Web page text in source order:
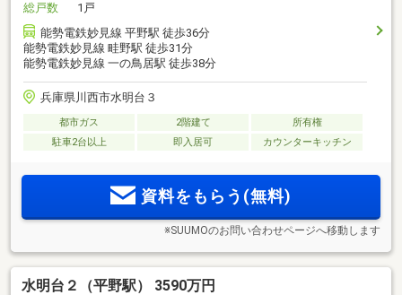
総戸数
1戸
能勢電鉄妙見線 平野駅 徒歩36分
能勢電鉄妙見線 畦野駅 徒歩31分
能勢電鉄妙見線 一の鳥居駅 徒歩38分
兵庫県川西市水明台３
都市ガス 2階建て
所有権
駐車2台以上
即入居可 カウンターキッチン
資料をもらう(無料)
※SUUMOのお問い合わせページへ移動します
水明台２（平野駅） 3590万円